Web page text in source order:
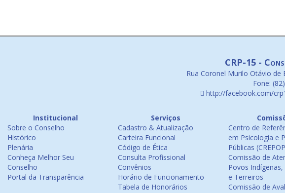
CRP-15 -
Rua Coronel Murilo Otávio de
Fone:
http://facebook.com/
Institucional
Sobre o Conselho
Histórico
Plenária
Conheça Melhor Seu
Conselho
Portal da Transparência
Serviços
Cadastro & Atualização
Carteira Funcional
Código de Ética
Consulta Profissional
Convênios
Horário de Funcionamento
Tabela de Honorários
Centro de
em Psicologia e
Públicas
Comissão de
Povos
e Terreiros
Comissão de